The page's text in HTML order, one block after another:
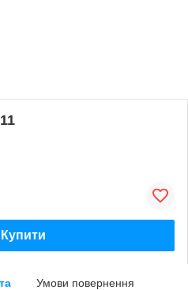
Купити
Умови повернення